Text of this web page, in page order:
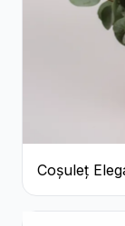
Coșuleț
Lisianthus